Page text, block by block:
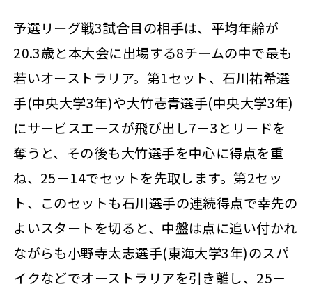
予選リーグ戦3試合目の相手は、平均年齢が
20.3歳と本大会に出場する8チームの中で最も
若いオーストラリア。第1セット、石川祐希選
手(中央大学3年)や大竹壱青選手(中央大学3年)
にサービスエースが飛び出し7－3とリードを
奪うと、その後も大竹選手を中心に得点を重
ね、25－14でセットを先取します。第2セッ
ト、このセットも石川選手の連続得点で幸先の
よいスタートを切ると、中盤は点に追い付かれ
ながらも小野寺太志選手(東海大学3年)のスパ
イクなどでオーストラリアを引き離し、25－